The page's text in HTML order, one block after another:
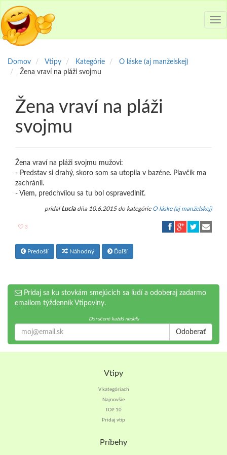
Domov Vtipy Kategórie
O láske (aj manželskej)
Žena vraví na pláži svojmu
Žena vraví na pláži
svojmu
Žena vraví na pláži svojmu mužovi:
- Predstav si drahý, skoro som sa utopila v bazéne. Plavčík ma
zachránil.
- Viem, predchvílou sa tu bol ospravedlniť.
pridal Luciadňa 10.6.2015 do kategórie O láske (aj manželskej)
3
Predošlí Náhodný Ďaľší
Pridaj sa ku stovkám smejúcich sa ľudí a odoberaj zadarmo
emailom týždenník Vtipoviny.
Doručené každú nedeľu
Odoberať
Vtipy
V kategóriach
Najnovšie
TOP 10
Pridaj vtip
Príbehy